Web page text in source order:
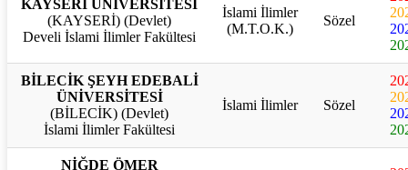
KAYSERİ ÜNİVERSİTESİ
(KAYSERİ) (Devlet)
Develi İslami İlimler Fakültesi
İslami İlimler
(M.T.O.K.)
Sözel
BİLECİK ŞEYH EDEBALİ
ÜNİVERSİTESİ
(BİLECİK) (Devlet)
İslami İlimler Fakültesi
İslami İlimler Sözel
NİĞDE ÖMER